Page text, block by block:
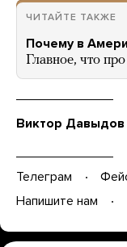
ЧИТАЙТЕ ТАКЖЕ
Почему в
Главное, что
Виктор Давыдов
Телеграм
Напишите нам